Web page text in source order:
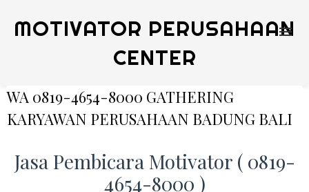
MOTIVATOR PERUSAHAAN
CENTER
WA 0819-4654-8000 GATHERING
KARYAWAN PERUSAHAAN BADUNG BALI
Jasa Pembicara Motivator ( 0819-
4654-8000 )